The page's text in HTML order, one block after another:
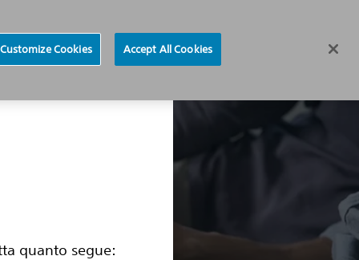
quanto segue:
Customize Cookies Accept All Cookies